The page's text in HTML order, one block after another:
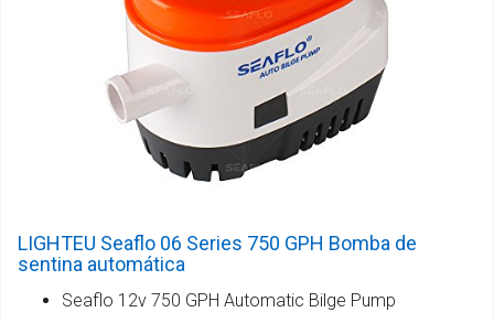
LIGHTEU Seaflo 06 Series 750 GPH Bomba de
sentina automática
Seaflo 12v 750 GPH Automatic Bilge Pump